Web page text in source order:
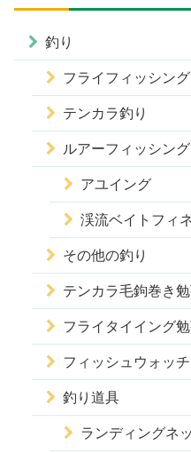
釣り
フライフィッシング
テンカラ釣り
ルアーフィッシング
アユイング
渓流ベイトフィ
その他の釣り
テンカラ毛鉤巻き
フライタイイング
フィッシュウォッ
釣り道具
ランディングネ